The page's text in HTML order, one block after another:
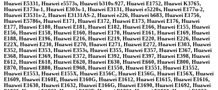
Huawei E5331, Huawei e5573s, Huawei b310s-927, Huawei E1752, Huawei K3765,
Huawei E173u-1, Huawei E303s-1, Huawei E3131, Huawei e5220s, Huawei E177u-2,
Huawei E3531s-2, Huawei E3131AS-2, Huawei e226, Huawei b683, Huawei E1756,
Huawei E5786s, Huawei E171, Huawei E172, Huawei E173, Huawei E176, Huawei
E177, Huawei E180, Huawei E181, Huawei E182, Huawei E166, Huawei E155, Huawei
E156, Huawei E158, Huawei E160, Huawei E170, Huawei E161, Huawei E169, Huawei
E188, Huawei E196, Huawei E216, Huawei E219, Huawei E220, Huawei E226, Huawei
E22X, Huawei E230, Huawei E270, Huawei E271, Huawei E272, Huawei E303, Huawei
E352, Huawei E353, Huawei E353s, Huawei E355, Huawei E357, Huawei E367, Huawei
E368, Huawei E369, Huawei E372, Huawei E392, Huawei E397, Huawei E398, Huawei
E612, Huawei E618, Huawei E620, Huawei E630, Huawei E660, Huawei E800, Huawei
E870, Huawei E880, Huawei E968, Huawei E1550, Huawei E1551, Huawei E1552,
Huawei E1553, Huawei E155X, Huawei E156C, Huawei E156G, Huawei E156X, Huawei
E1609, Huawei E160E, Huawei E160G, Huawei E1612, Huawei E1615, Huawei E1616,
Huawei E1630, Huawei E1632, Huawei E166G, Huawei E1690, Huawei E1692, Huawei